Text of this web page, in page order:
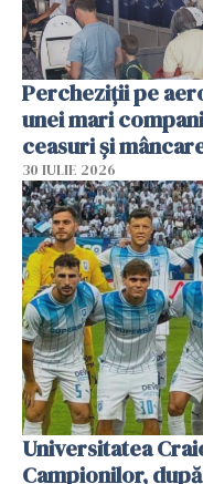
Percheziții pe
unei mari
ceasuri și
30 IULIE 2026
Universitatea
Campionilor,